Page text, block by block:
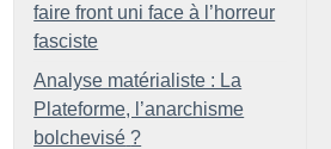
faire front uni face à l’horreur
fasciste
Analyse matérialiste : La
Plateforme, l’anarchisme
bolchevisé ?